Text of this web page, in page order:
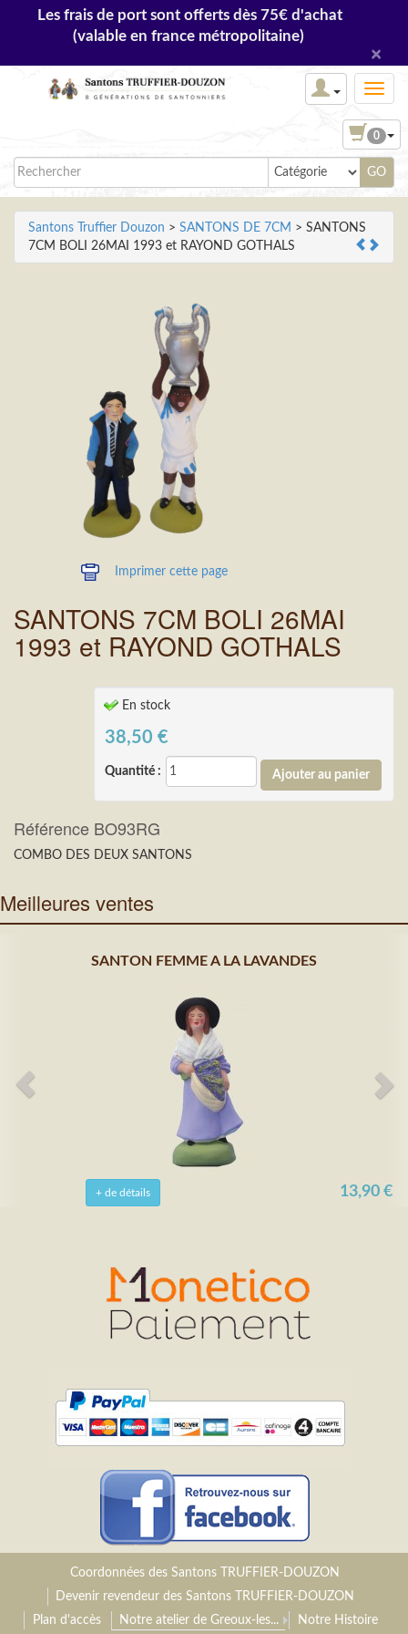
Les frais de port sont offerts dès 75€ d'achat
(valable en france métropolitaine)
×
0
Santons Truffier Douzon > SANTONS DE 7CM > SANTONS
7CM BOLI 26MAI 1993 et RAYOND GOTHALS
Imprimer cette page
SANTONS 7CM BOLI 26MAI
1993 et RAYOND GOTHALS
En stock
38,50 €
Quantité :
Référence BO93RG
COMBO DES DEUX SANTONS
Meilleures ventes
SANTON FEMME A LA LAVANDES
+ de détails 13,90 €
Coordonnées des Santons TRUFFIER-DOUZON
Devenir revendeur des Santons TRUFFIER-DOUZON
Plan d'accès
Notre atelier de Greoux-les... Notre Histoire